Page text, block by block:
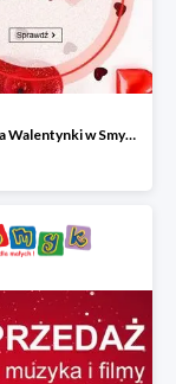
Prezenty na Walentynki w Smyku do -60%